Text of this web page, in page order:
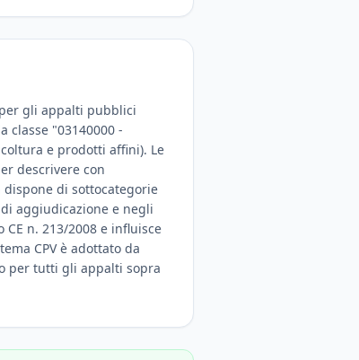
gli appalti pubblici
classe "03140000 -
e prodotti affini). Le
descrivere con
di sottocategorie
aggiudicazione e negli
n. 213/2008 e influisce
CPV è adottato da
per tutti gli appalti sopra